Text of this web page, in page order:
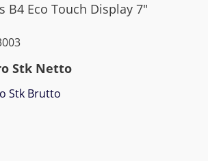
B4 Eco Touch Display 7"
Stk Netto
Stk Brutto